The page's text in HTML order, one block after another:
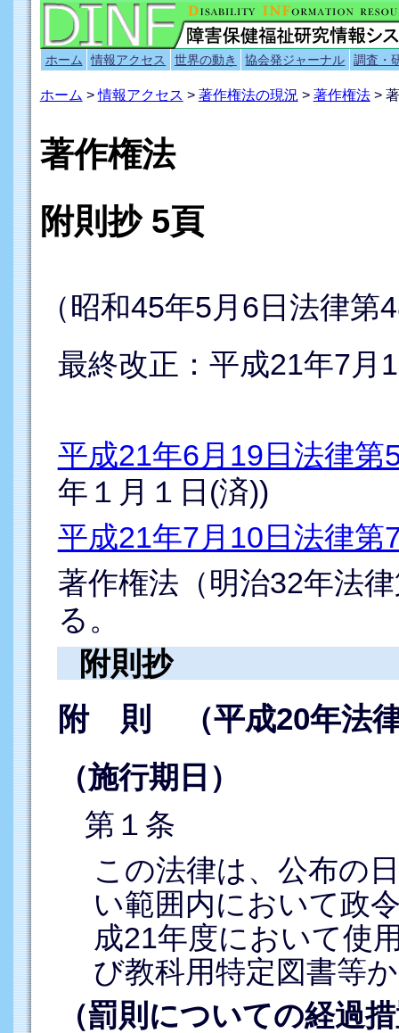
ホーム 情報アクセス 世界の動き 協会発ジャーナル 調査・
ホーム >情報アクセス > 著作権法の現況 > 著作権法>
著作権法
附則抄 5頁
（昭和45年5月6日法律第
最終改正：平成21年7月
平成21年6月19日法律第
年１月１日(済))
平成21年7月10日法律第
著作権法（明治32年法
る。
附則抄
附 則 （平成20年法
（施行期日）
第１条
この法律は、公布の
い範囲内において政
成21年度において使
び教科用特定図書等
（罰則についての経過